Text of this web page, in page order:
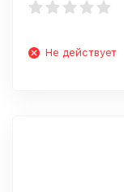
Не действует